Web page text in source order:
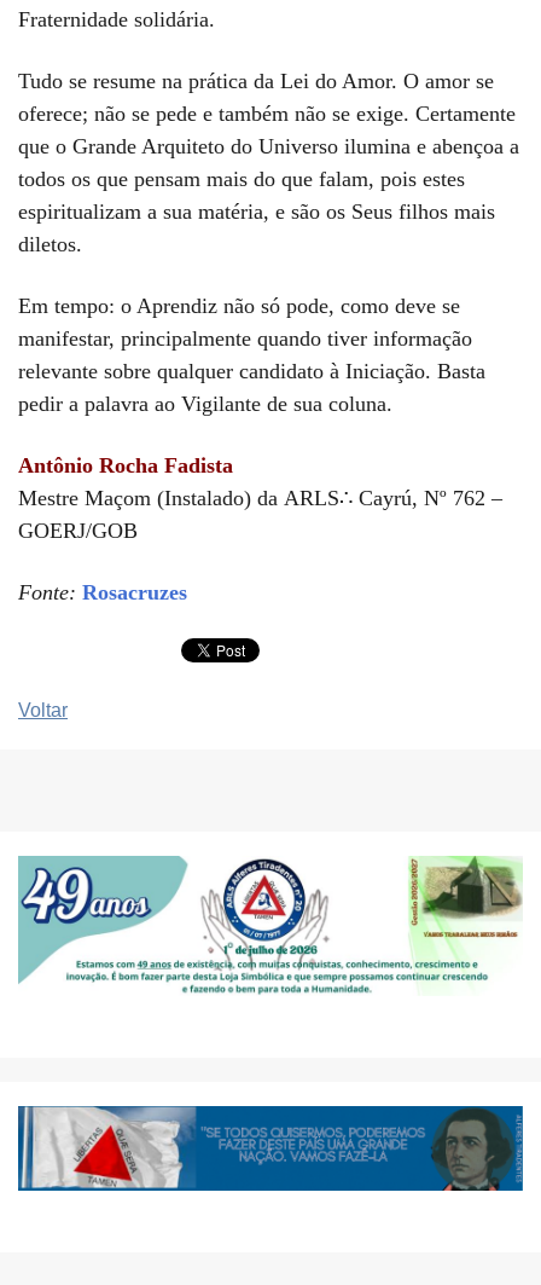
Fraternidade solidária.
Tudo se resume na prática da Lei do Amor. O amor se
oferece; não se pede e também não se exige. Certamente
que o Grande Arquiteto do Universo ilumina e abençoa a
todos os que pensam mais do que falam, pois estes
espiritualizam a sua matéria, e são os Seus filhos mais
diletos.
Em tempo: o Aprendiz não só pode, como deve se
manifestar, principalmente quando tiver informação
relevante sobre qualquer candidato à Iniciação. Basta
pedir a palavra ao Vigilante de sua coluna.
Antônio Rocha Fadista
Mestre Maçom (Instalado) da ARLS∴ Cayrú, Nº 762 –
GOERJ/GOB
Fonte: Rosacruzes
Voltar